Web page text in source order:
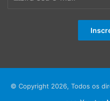
© Copyright 2026, Todos os